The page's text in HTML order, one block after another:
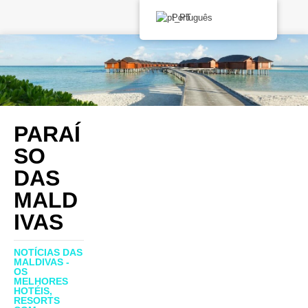
PARAÍ
SO
DAS
MALD
IVAS
NOTÍCIAS DAS
MALDIVAS -
OS
MELHORES
HOTÉIS,
RESORTS
Português